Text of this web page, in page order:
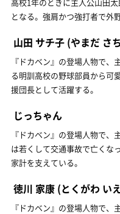
となる。強肩かつ強打者で外
山田 サチ子 (やまだ さ
『ドカベン』の登場人物で
る明訓高校の野球部員から可
援団長として活躍する。
じっちゃん
『ドカベン』の登場人物で
は若くして交通事故で亡くな
家計を支えている。
徳川 家康 (とくがわ い
『ドカベン』の登場人物で